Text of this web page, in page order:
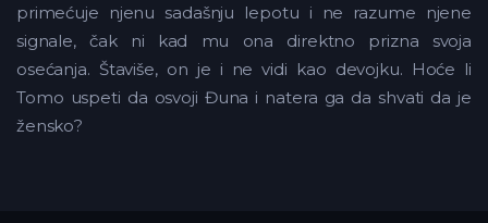
primećuje njenu sadašnju lepotu i ne razume njene
signale, čak ni kad mu ona direktno prizna svoja
osećanja. Štaviše, on je i ne vidi kao devojku. Hoće li
Tomo uspeti da osvoji Đuna i natera ga da shvati da je
žensko?